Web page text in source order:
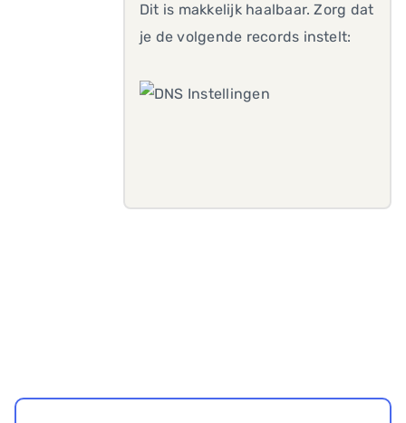
Dit is makkelijk haalbaar. Zorg dat
je de volgende records instelt: